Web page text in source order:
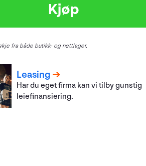
Kjøp
fra både butikk- og nettlager.
Leasing
Har du eget firma kan vi tilby gunstig
leiefinansiering.